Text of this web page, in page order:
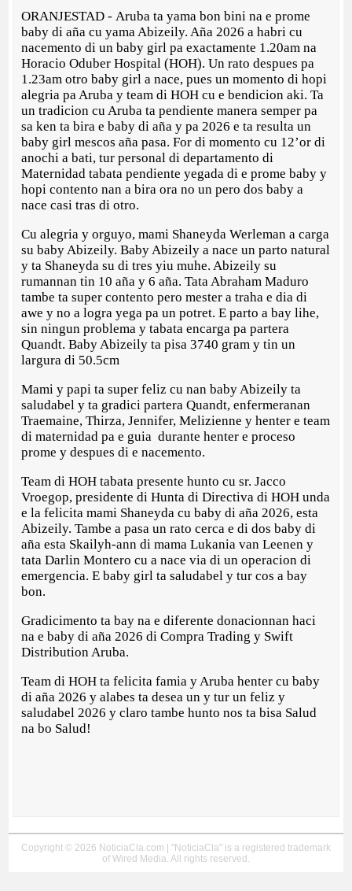
ORANJESTAD - Aruba ta yama bon bini na e prome
baby di aña cu yama Abizeily. Aña 2026 a habri cu
nacemento di un baby girl pa exactamente 1.20am na
Horacio Oduber Hospital (HOH). Un rato despues pa
1.23am otro baby girl a nace, pues un momento di hopi
alegria pa Aruba y team di HOH cu e bendicion aki. Ta
un tradicion cu Aruba ta pendiente manera semper pa
sa ken ta bira e baby di aña y pa 2026 e ta resulta un
baby girl mescos aña pasa. For di momento cu 12’or di
anochi a bati, tur personal di departamento di
Maternidad tabata pendiente yegada di e prome baby y
hopi contento nan a bira ora no un pero dos baby a
nace casi tras di otro.
Cu alegria y orguyo, mami Shaneyda Werleman a carga
su baby Abizeily. Baby Abizeily a nace un parto natural
y ta Shaneyda su di tres yiu muhe. Abizeily su
rumannan tin 10 aña y 6 aña. Tata Abraham Maduro
tambe ta super contento pero mester a traha e dia di
awe y no a logra yega pa un potret. E parto a bay lihe,
sin ningun problema y tabata encarga pa partera
Quandt. Baby Abizeily ta pisa 3740 gram y tin un
largura di 50.5cm
Mami y papi ta super feliz cu nan baby Abizeily ta
saludabel y ta gradici partera Quandt, enfermeranan
Traemaine, Thirza, Jennifer, Melizienne y henter e team
di maternidad pa e guia durante henter e proceso
prome y despues di e nacemento.
Team di HOH tabata presente hunto cu sr. Jacco
Vroegop, presidente di Hunta di Directiva di HOH unda
e la felicita mami Shaneyda cu baby di aña 2026, esta
Abizeily. Tambe a pasa un rato cerca e di dos baby di
aña esta Skailyh-ann di mama Lukania van Leenen y
tata Darlin Montero cu a nace via di un operacion di
emergencia. E baby girl ta saludabel y tur cos a bay
bon.
Gradicimento ta bay na e diferente donacionnan haci
na e baby di aña 2026 di Compra Trading y Swift
Distribution Aruba.
Team di HOH ta felicita famia y Aruba henter cu baby
di aña 2026 y alabes ta desea un y tur un feliz y
saludabel 2026 y claro tambe hunto nos ta bisa Salud
na bo Salud!
Copyright © 2026 NoticiaCla.com | "NoticiaCla" is a registered trademark
of Wired Media. All rights reserved.